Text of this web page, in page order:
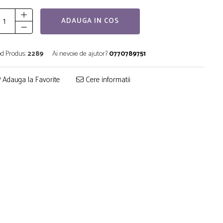
ADAUGA IN COS
Produs:2289 Ai nevoie de ajutor?0770789751
Adauga la Favorite Cere informatii